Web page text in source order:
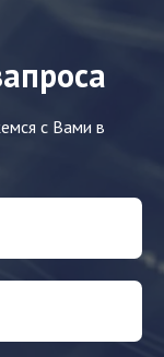
с Вами в